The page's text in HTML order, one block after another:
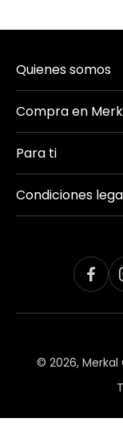
Quienes somos
Compra en
Para ti
Condiciones
© 2026, Merkal